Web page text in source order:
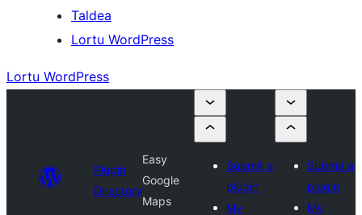
Taldea
Lortu WordPress
Lortu WordPress
Plugin
Directory
Easy
Google
Maps
Submit a
plugin
My
Submit a
plugin
My